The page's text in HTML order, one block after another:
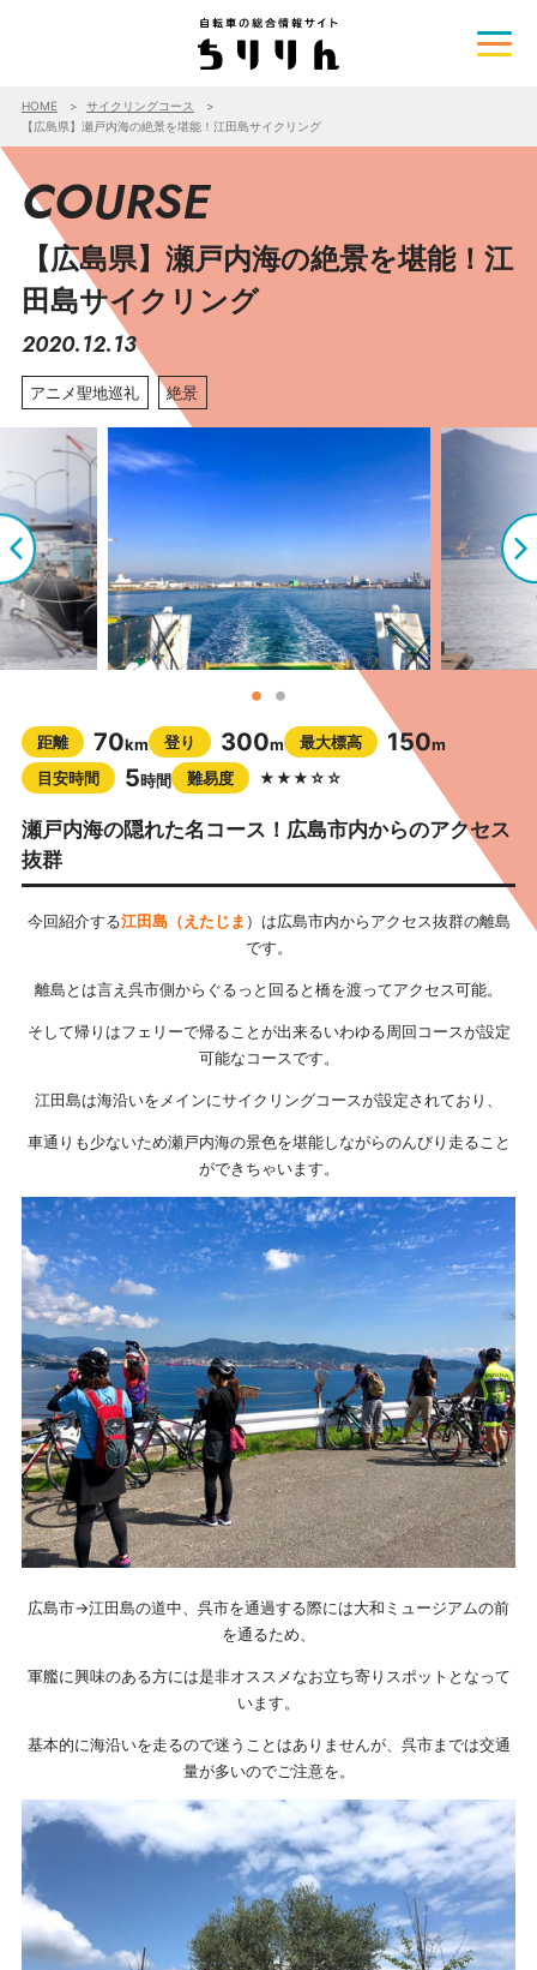
HOME
サイクリングコース
【広島県】瀬戸内海の絶景を堪能！江田島サイクリング
COURSE
【広島県】瀬戸内海の絶景を堪能！江
田島サイクリング
2020.12.13
アニメ聖地巡礼 絶景
距離 70km 登り 300m 最大標高 150m
目安時間
5時間 難易度 ★★★☆☆
瀬戸内海の隠れた名コース！広島市内からのアクセス
抜群
今回紹介する江田島（えたじま ）は広島市内からアクセス抜群の離島
です。
離島とは言え呉市側からぐるっと回ると橋を渡ってアクセス可能。
そして帰りはフェリーで帰ることが出来るいわゆる周回コースが設定
可能なコースです。
江田島は海沿いをメインにサイクリングコースが設定されており、
車通りも少ないため瀬戸内海の景色を堪能しながらのんびり走ること
ができちゃいます。
広島市→江田島の道中、呉市を通過する際には大和ミュージアムの前
を通るため、
軍艦に興味のある方には是非オススメなお立ち寄りスポットとなって
います。
基本的に海沿いを走るので迷うことはありませんが、呉市までは交通
量が多いのでご注意を。